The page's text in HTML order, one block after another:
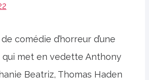
comédie d’horreur d’une
qui met en vedette Anthony
Beatriz, Thomas Haden